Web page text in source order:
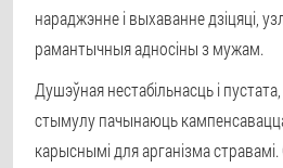
нараджэнне і выхаванне дзіцяці,
рамантычныя адносіны з мужам.
Душэўная нестабільнасць і
стымулу пачынаюць
карыснымі для арганізма стравамі.